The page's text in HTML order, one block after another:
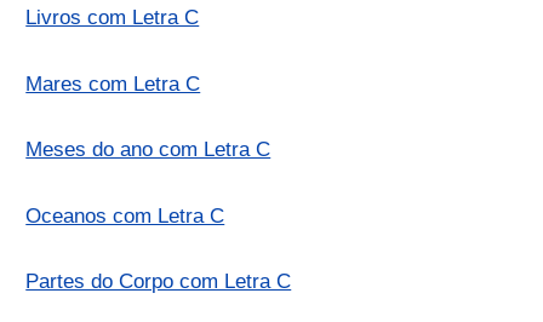
Livros com Letra C
Mares com Letra C
Meses do ano com Letra C
Oceanos com Letra C
Partes do Corpo com Letra C